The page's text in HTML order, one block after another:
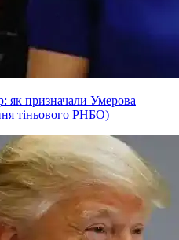
як призначали Умерова
тіньового РНБО)